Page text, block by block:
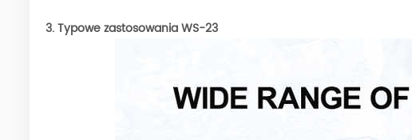
3. Typowe zastosowania WS-23